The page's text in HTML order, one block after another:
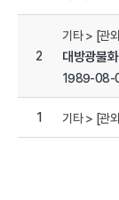
2
기타 > [관
대방광불
1989-08-
1 기타 > [관